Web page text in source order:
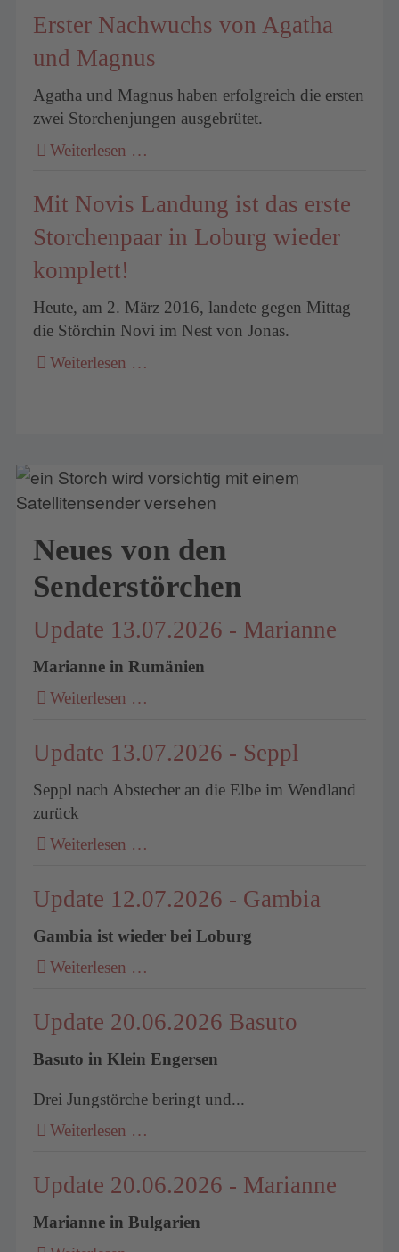
Erster Nachwuchs von Agatha
und Magnus
Agatha und Magnus haben erfolgreich die ersten
zwei Storchenjungen ausgebrütet.
Weiterlesen …
Mit Novis Landung ist das erste
Storchenpaar in Loburg wieder
komplett!
Heute, am 2. März 2016, landete gegen Mittag
die Störchin Novi im Nest von Jonas.
Weiterlesen …
Neues von den
Senderstörchen
Update 13.07.2026 - Marianne
Marianne in Rumänien
Weiterlesen …
Update 13.07.2026 - Seppl
Seppl nach Abstecher an die Elbe im Wendland
zurück
Weiterlesen …
Update 12.07.2026 - Gambia
Gambia ist wieder bei Loburg
Weiterlesen …
Update 20.06.2026 Basuto
Basuto in Klein Engersen
Drei Jungstörche beringt und...
Weiterlesen …
Update 20.06.2026 - Marianne
Marianne in Bulgarien